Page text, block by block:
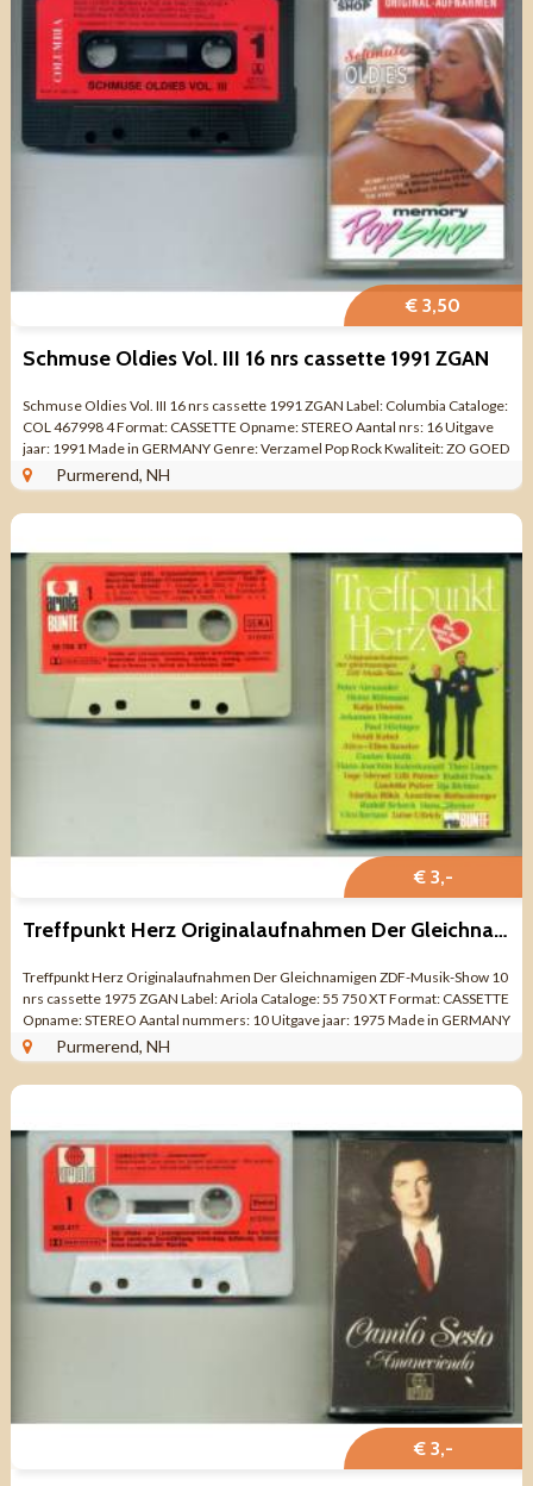
€ 3,50
Schmuse Oldies Vol. III 16 nrs cassette 1991 ZGAN
Schmuse Oldies Vol. III 16 nrs cassette 1991 ZGAN Label: Columbia Cataloge:
COL 467998 4 Format: CASSETTE Opname: STEREO Aantal nrs: 16 Uitgave
jaar: 1991 Made in GERMANY Genre: Verzamel Pop Rock Kwaliteit: ZO GOED
ALS NIEUW ...
Purmerend, NH
€ 3,-
Treffpunkt Herz Originalaufnahmen Der Gleichnamigen ZDF-Musik
Treffpunkt Herz Originalaufnahmen Der Gleichnamigen ZDF-Musik-Show 10
nrs cassette 1975 ZGAN Label: Ariola Cataloge: 55 750 XT Format: CASSETTE
Opname: STEREO Aantal nummers: 10 Uitgave jaar: 1975 Made in GERMANY
Genre: POP ...
Purmerend, NH
€ 3,-